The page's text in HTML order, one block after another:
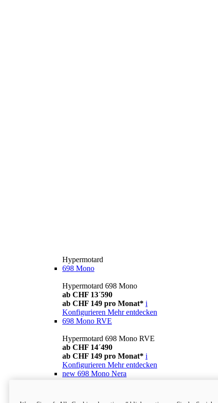
Hypermotard
698 Mono
Hypermotard 698 Mono
ab CHF 13´590
ab CHF 149 pro Monat* i
Konfigurieren Mehr entdecken
698 Mono RVE
Hypermotard 698 Mono RVE
ab CHF 14´490
ab CHF 149 pro Monat* i
Konfigurieren Mehr entdecken
new 698 Mono Nera
ab CHF 13´990